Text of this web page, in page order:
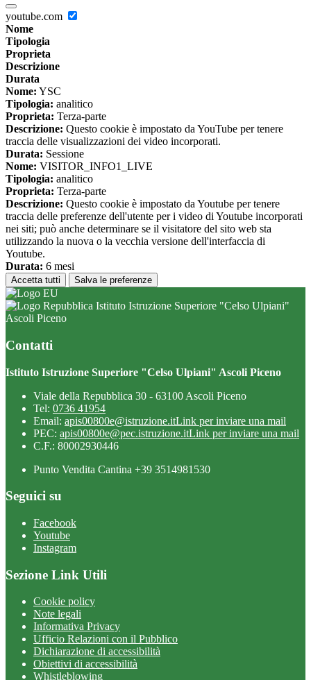
youtube.com
Nome
Tipologia
Proprieta
Descrizione
Durata
Nome: YSC
Tipologia: analitico
Proprieta: Terza-parte
Descrizione: Questo cookie è impostato da YouTube per tenere
traccia delle visualizzazioni dei video incorporati.
Durata: Sessione
Nome: VISITOR_INFO1_LIVE
Tipologia: analitico
Proprieta: Terza-parte
Descrizione: Questo cookie è impostato da Youtube per tenere
traccia delle preferenze dell'utente per i video di Youtube incorporati
nei siti; può anche determinare se il visitatore del sito web sta
utilizzando la nuova o la vecchia versione dell'interfaccia di
Youtube.
Durata: 6 mesi
Accetta tutti Salva le preferenze
Istituto Istruzione Superiore "Celso Ulpiani"
Ascoli Piceno
Contatti
Istituto Istruzione Superiore "Celso Ulpiani" Ascoli Piceno
Viale della Repubblica 30 - 63100 Ascoli Piceno
Tel: 0736 41954
Email: apis00800e@istruzione.itLink per inviare una mail
PEC: apis00800e@pec.istruzione.itLink per inviare una mail
C.F.: 80002930446
Punto Vendita Cantina +39 3514981530
Seguici su
Facebook
Youtube
Instagram
Sezione Link Utili
Cookie policy
Note legali
Informativa Privacy
Ufficio Relazioni con il Pubblico
Dichiarazione di accessibilità
Obiettivi di accessibilità
Whistleblowing